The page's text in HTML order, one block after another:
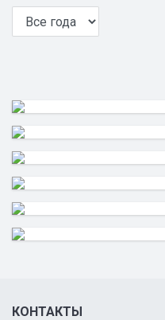
КОНТАКТЫ